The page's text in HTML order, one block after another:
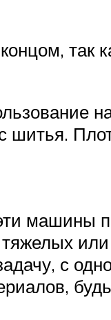
так
шитья.
машины
с